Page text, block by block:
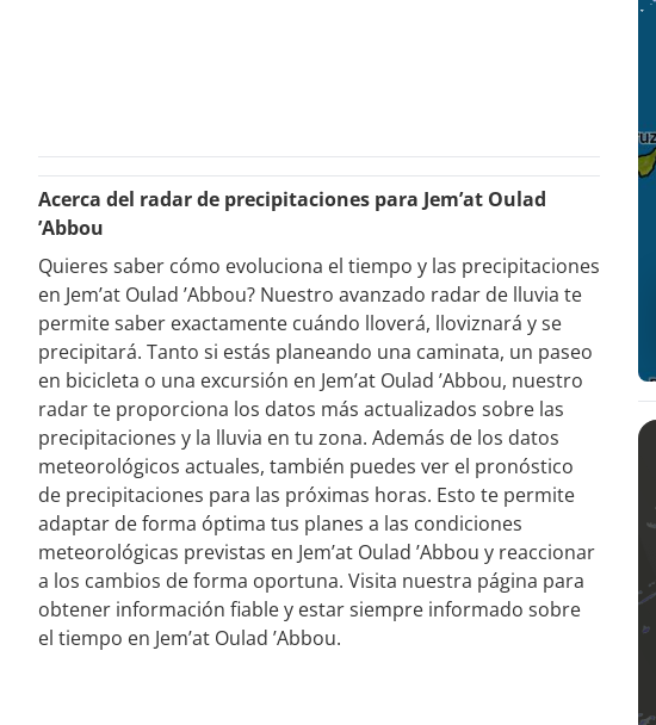
Acerca del radar de precipitaciones para Jem’at Oulad
’Abbou
Quieres saber cómo evoluciona el tiempo y las precipitaciones
en Jem’at Oulad ’Abbou? Nuestro avanzado radar de lluvia te
permite saber exactamente cuándo lloverá, lloviznará y se
precipitará. Tanto si estás planeando una caminata, un paseo
en bicicleta o una excursión en Jem’at Oulad ’Abbou, nuestro
radar te proporciona los datos más actualizados sobre las
precipitaciones y la lluvia en tu zona. Además de los datos
meteorológicos actuales, también puedes ver el pronóstico
de precipitaciones para las próximas horas. Esto te permite
adaptar de forma óptima tus planes a las condiciones
meteorológicas previstas en Jem’at Oulad ’Abbou y reaccionar
a los cambios de forma oportuna. Visita nuestra página para
obtener información fiable y estar siempre informado sobre
el tiempo en Jem’at Oulad ’Abbou.